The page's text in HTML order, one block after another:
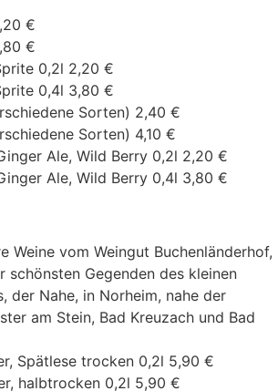
€
€
0,2l 2,20 €
0,4l 3,80 €
Sorten) 2,40 €
Sorten) 4,10 €
Ale, Wild Berry 0,2l 2,20 €
Ale, Wild Berry 0,4l 3,80 €
Weine vom Weingut Buchenländerhof,
schönsten Gegenden des kleinen
der Nahe, in Norheim, nahe der
am Stein, Bad Kreuzach und Bad
Spätlese trocken 0,2l 5,90 €
halbtrocken 0,2l 5,90 €